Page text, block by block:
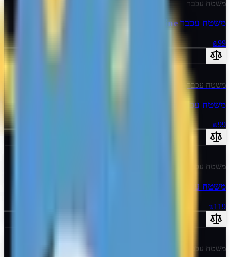
משטח עכבר
משטח עכבר Large Nine
₪99
משטח עכבר
משטח עכבר Large Quantum
₪99
משטח עכבר
משטח עכבר X-Large Quantum
₪119
משטח עכבר